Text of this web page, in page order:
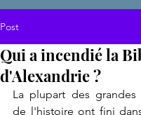
Post
Qui a incendié la
d'Alexandrie ?
La plupart des grandes
de l'histoire ont fini